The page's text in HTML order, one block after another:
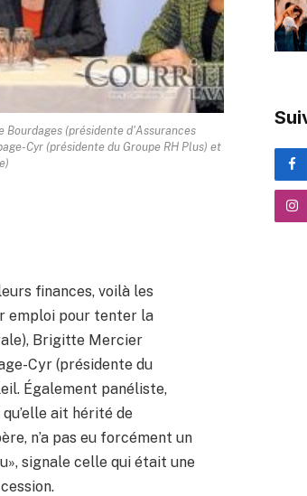
(présidente d'Assurances
Cyr (présidente du Groupe RH Plus) et
finances, voilà les
emploi pour tenter la
Brigitte Mercier
Cyr (présidente du
Également panéliste,
ait hérité de
n’a pas eu forcément un
signale celle qui était une